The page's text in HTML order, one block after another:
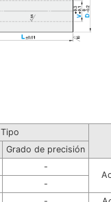
Tipo
Grado de precisión
-
-